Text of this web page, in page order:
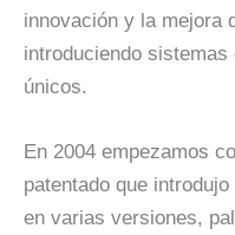
innovación y la mejora
introduciendo
únicos.
En 2004 empezamos
patentado que
en varias versiones,